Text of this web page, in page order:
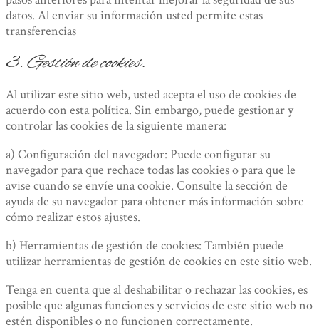
datos. Al enviar su información usted permite estas
transferencias
3. Gestión de cookies.
Al utilizar este sitio web, usted acepta el uso de cookies de
acuerdo con esta política. Sin embargo, puede gestionar y
controlar las cookies de la siguiente manera:
a) Configuración del navegador: Puede configurar su
navegador para que rechace todas las cookies o para que le
avise cuando se envíe una cookie. Consulte la sección de
ayuda de su navegador para obtener más información sobre
cómo realizar estos ajustes.
b) Herramientas de gestión de cookies: También puede
utilizar herramientas de gestión de cookies en este sitio web.
Tenga en cuenta que al deshabilitar o rechazar las cookies, es
posible que algunas funciones y servicios de este sitio web no
estén disponibles o no funcionen correctamente.